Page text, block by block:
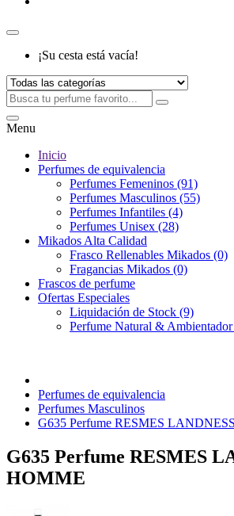
¡Su cesta está vacía!
Menu
Inicio
Perfumes de equivalencia
Perfumes Femeninos (91)
Perfumes Masculinos (55)
Perfumes Infantiles (4)
Perfumes Unisex (28)
Mikados Alta Calidad
Frasco Rellenables Mikados (0)
Fragancias Mikados (0)
Frascos de perfume
Ofertas Especiales
Liquidación de Stock (9)
Perfume Natural &
Perfumes de equivalencia
Perfumes Masculinos
G635 Perfume RESMES
G635 Perfume RESMES
HOMME